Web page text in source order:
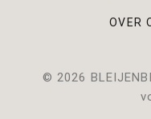
OVER
© 2026